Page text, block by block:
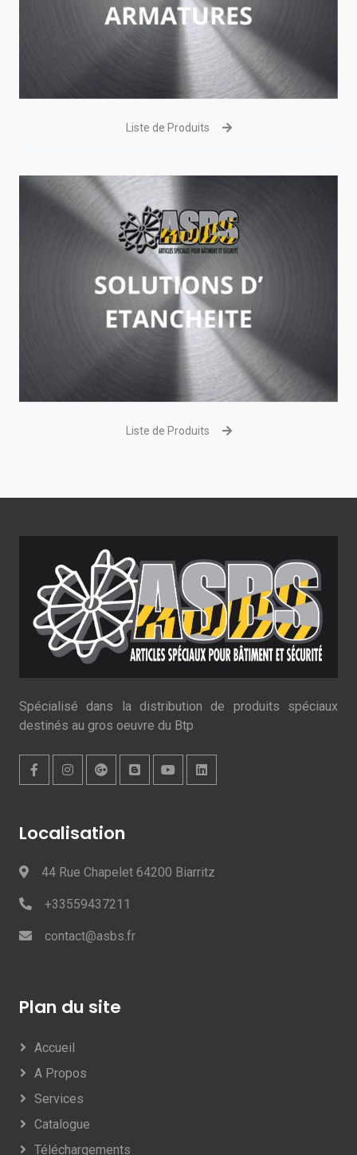
Liste de Produits
Liste de Produits
Spécialisé dans la distribution de produits spéciaux
destinés au gros oeuvre du Btp
Localisation
44 Rue Chapelet 64200 Biarritz
+33559437211
contact@asbs.fr
Plan du site
Accueil
A Propos
Services
Catalogue
Téléchargements